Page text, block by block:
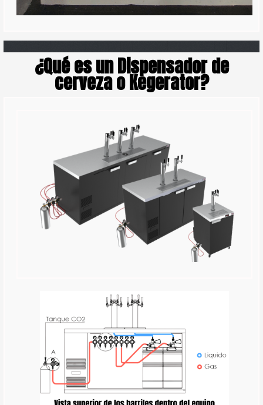
¿Qué es un Dispensador de
cerveza o Kegerator?